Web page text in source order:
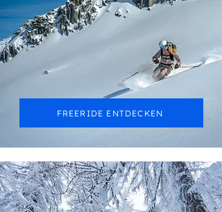
Freeride
FREERIDE ENTDECKEN